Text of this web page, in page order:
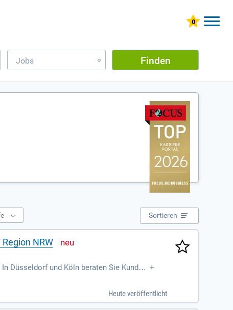
Jobs » Finden
Sortieren
NRW
Düsseldorf und Köln beraten Sie Kunden
Bereich Baufinanzierung. Sie pflegen V
Sie Informationsveranstaltungen z
im Direktbestand Ihrer Region zur Seit
+
Heute veröffentlicht